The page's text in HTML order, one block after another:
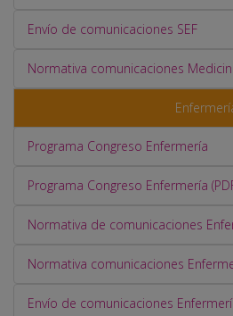
Envío de comunicaciones SEF
Normativa comunicaciones
Programa Congreso Enfermería
Programa Congreso Enfermería
Normativa de comunicaciones
Normativa comunicaciones
Envío de comunicaciones